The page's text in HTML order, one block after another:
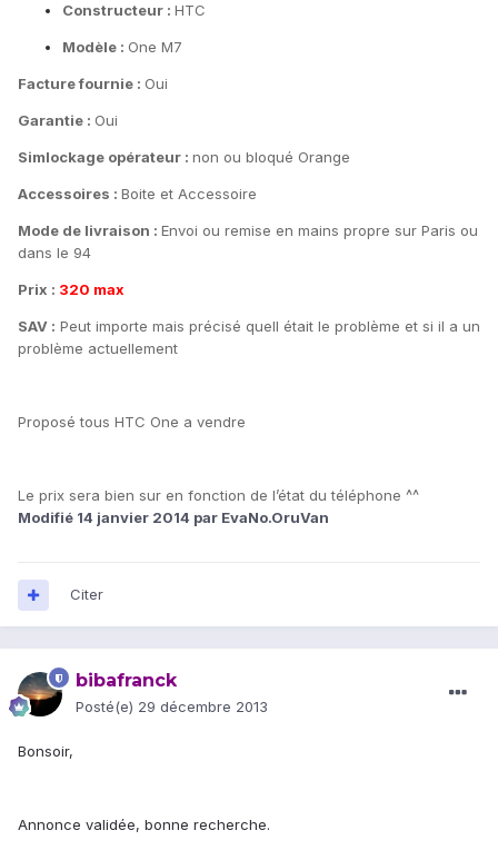
Constructeur : HTC
Modèle : One M7
Facture fournie : Oui
Garantie : Oui
Simlockage opérateur : non ou bloqué Orange
Accessoires : Boite et Accessoire
Mode de livraison : Envoi ou remise en mains propre sur Paris ou
dans le 94
Prix : 320 max
SAV : Peut importe mais précisé quell était le problème et si il a un
problème actuellement
Proposé tous HTC One a vendre
Le prix sera bien sur en fonction de l’état du téléphone ^^
Modifié 14 janvier 2014 par EvaNo.OruVan
Citer
bibafranck
Posté(e) 29 décembre 2013
Bonsoir,
Annonce validée, bonne recherche.